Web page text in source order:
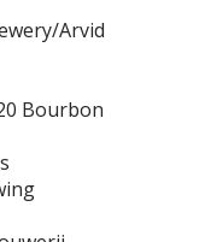
Arvid
Bourbon